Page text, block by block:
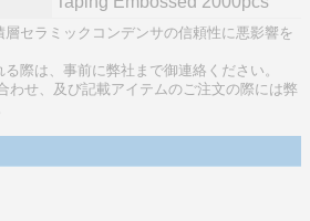
セラミックコンデンサの信頼性に悪影響を
際は、事前に弊社まで御連絡ください。
わせ、及び記載アイテムのご注文の際には弊